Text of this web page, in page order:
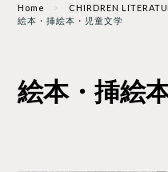
Home
CHIRDREN
絵本・挿絵本・児童文学
絵本・挿絵